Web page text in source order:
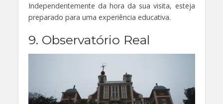
Independentemente da hora da sua visita, esteja
preparado para uma experiência educativa.
9. Observatório Real